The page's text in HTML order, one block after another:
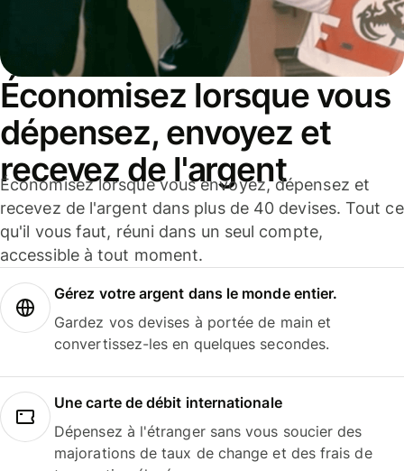
Économisez lorsque vous
dépensez, envoyez et
recevez de l'argent
Économisez lorsque vous envoyez, dépensez et
recevez de l'argent dans plus de 40 devises. Tout ce
qu'il vous faut, réuni dans un seul compte,
accessible à tout moment.
Gérez votre argent dans le monde entier.
Gardez vos devises à portée de main et
convertissez-les en quelques secondes.
Une carte de débit internationale
Dépensez à l'étranger sans vous soucier des
majorations de taux de change et des frais de